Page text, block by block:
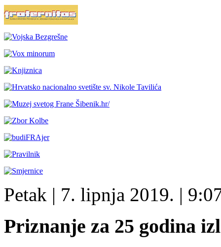
Petak | 7. lipnja 2019. |
Priznanje za 25 godina